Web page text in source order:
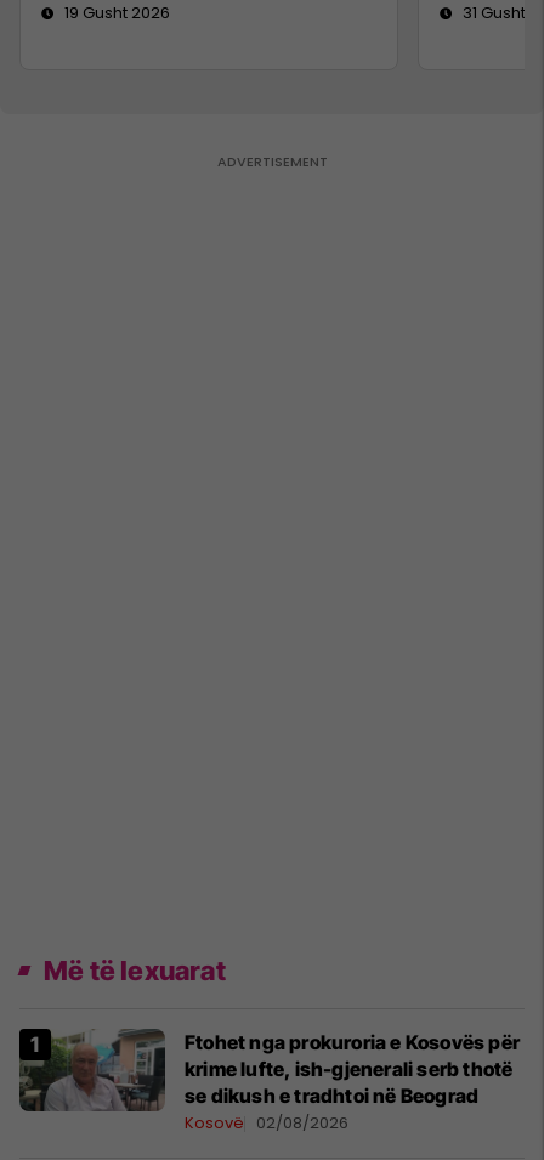
19 Gusht 2026
31 Gusht
Më të lexuarat
Ftohet nga prokuroria e Kosovës për
krime lufte, ish-gjenerali serb thotë
se dikush e tradhtoi në Beograd
Kosovë 02/08/2026